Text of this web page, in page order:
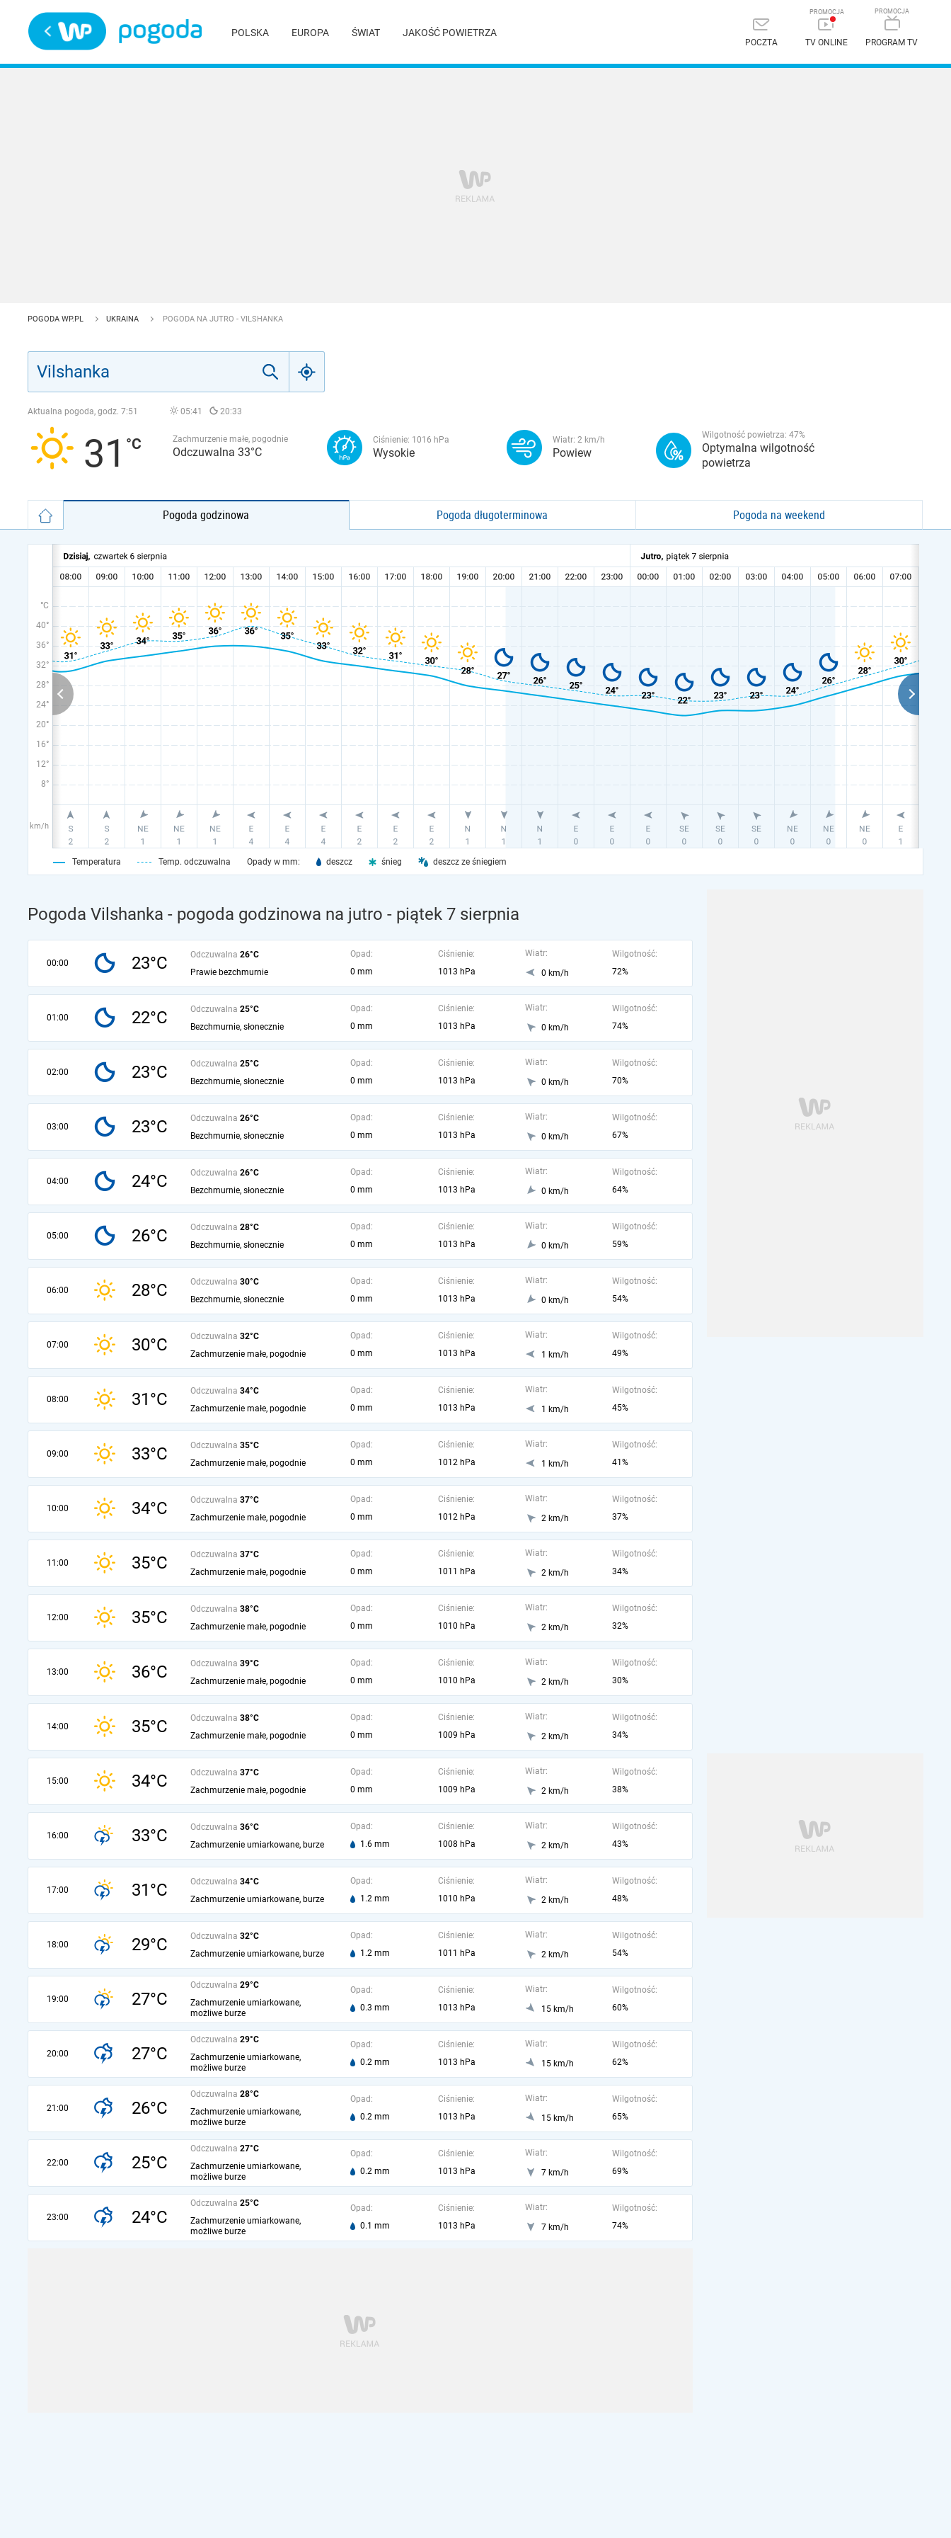
POLSKA EUROPA ŚWIAT JAKOŚĆ POWIETRZA
POCZTA TV ONLINE PROGRAM TV
POGODA WP.PL UKRAINA POGODA NA JUTRO - VILSHANKA
Aktualna pogoda, godz. 7:51 05:41 20:33
31 Zachmurzenie małe, pogodnie
Odczuwalna 33°C
Ciśnienie: 1016 hPa
Wysokie
Wiatr: 2 km/h
Powiew
Wilgotność powietrza: 47%
Optymalna wilgotność
powietrza
Pogoda godzinowa Pogoda długoterminowa Pogoda na weekend
°C
40°
36°
32°
28°
24°
20°
16°
12°
8°
km/h
Temperatura Temp. odczuwalna Opady w mm: deszcz śnieg deszcz ze śniegiem
Pogoda Vilshanka - pogoda godzinowa na jutro - piątek 7 sierpnia
00:00 23°C Odczuwalna 26°C
Prawie bezchmurnie
Opad:
0 mm
Ciśnienie:
1013 hPa
Wiatr:
0 km/h
Wilgotność:
72%
01:00 22°C Odczuwalna 25°C
Bezchmurnie, słonecznie
Opad:
0 mm
Ciśnienie:
1013 hPa
Wiatr:
0 km/h
Wilgotność:
74%
02:00 23°C Odczuwalna 25°C
Bezchmurnie, słonecznie
Opad:
0 mm
Ciśnienie:
1013 hPa
Wiatr:
0 km/h
Wilgotność:
70%
03:00 23°C Odczuwalna 26°C
Bezchmurnie, słonecznie
Opad:
0 mm
Ciśnienie:
1013 hPa
Wiatr:
0 km/h
Wilgotność:
67%
04:00 24°C Odczuwalna 26°C
Bezchmurnie, słonecznie
Opad:
0 mm
Ciśnienie:
1013 hPa
Wiatr:
0 km/h
Wilgotność:
64%
05:00 26°C Odczuwalna 28°C
Bezchmurnie, słonecznie
Opad:
0 mm
Ciśnienie:
1013 hPa
Wiatr:
0 km/h
Wilgotność:
59%
06:00 28°C Odczuwalna 30°C
Bezchmurnie, słonecznie
Opad:
0 mm
Ciśnienie:
1013 hPa
Wiatr:
0 km/h
Wilgotność:
54%
07:00 30°C Odczuwalna 32°C
Zachmurzenie małe, pogodnie
Opad:
0 mm
Ciśnienie:
1013 hPa
Wiatr:
1 km/h
Wilgotność:
49%
08:00 31°C Odczuwalna 34°C
Zachmurzenie małe, pogodnie
Opad:
0 mm
Ciśnienie:
1013 hPa
Wiatr:
1 km/h
Wilgotność:
45%
09:00 33°C Odczuwalna 35°C
Zachmurzenie małe, pogodnie
Opad:
0 mm
Ciśnienie:
1012 hPa
Wiatr:
1 km/h
Wilgotność:
41%
10:00 34°C Odczuwalna 37°C
Zachmurzenie małe, pogodnie
Opad:
0 mm
Ciśnienie:
1012 hPa
Wiatr:
2 km/h
Wilgotność:
37%
11:00 35°C Odczuwalna 37°C
Zachmurzenie małe, pogodnie
Opad:
0 mm
Ciśnienie:
1011 hPa
Wiatr:
2 km/h
Wilgotność:
34%
12:00 35°C Odczuwalna 38°C
Zachmurzenie małe, pogodnie
Opad:
0 mm
Ciśnienie:
1010 hPa
Wiatr:
2 km/h
Wilgotność:
32%
13:00 36°C Odczuwalna 39°C
Zachmurzenie małe, pogodnie
Opad:
0 mm
Ciśnienie:
1010 hPa
Wiatr:
2 km/h
Wilgotność:
30%
14:00 35°C Odczuwalna 38°C
Zachmurzenie małe, pogodnie
Opad:
0 mm
Ciśnienie:
1009 hPa
Wiatr:
2 km/h
Wilgotność:
34%
15:00 34°C Odczuwalna 37°C
Zachmurzenie małe, pogodnie
Opad:
0 mm
Ciśnienie:
1009 hPa
Wiatr:
2 km/h
Wilgotność:
38%
16:00 33°C Odczuwalna 36°C
Zachmurzenie umiarkowane, burze
Opad:
1.6 mm
Ciśnienie:
1008 hPa
Wiatr:
2 km/h
Wilgotność:
43%
17:00 31°C Odczuwalna 34°C
Zachmurzenie umiarkowane, burze
Opad:
1.2 mm
Ciśnienie:
1010 hPa
Wiatr:
2 km/h
Wilgotność:
48%
18:00 29°C Odczuwalna 32°C
Zachmurzenie umiarkowane, burze
Opad:
1.2 mm
Ciśnienie:
1011 hPa
Wiatr:
2 km/h
Wilgotność:
54%
19:00 27°C
Odczuwalna 29°C
Zachmurzenie umiarkowane,
możliwe burze
Opad:
0.3 mm
Ciśnienie:
1013 hPa
Wiatr:
15 km/h
Wilgotność:
60%
20:00 27°C
Odczuwalna 29°C
Zachmurzenie umiarkowane,
możliwe burze
Opad:
0.2 mm
Ciśnienie:
1013 hPa
Wiatr:
15 km/h
Wilgotność:
62%
21:00 26°C
Odczuwalna 28°C
Zachmurzenie umiarkowane,
możliwe burze
Opad:
0.2 mm
Ciśnienie:
1013 hPa
Wiatr:
15 km/h
Wilgotność:
65%
22:00 25°C
Odczuwalna 27°C
Zachmurzenie umiarkowane,
możliwe burze
Opad:
0.2 mm
Ciśnienie:
1013 hPa
Wiatr:
7 km/h
Wilgotność:
69%
23:00 24°C
Odczuwalna 25°C
Zachmurzenie umiarkowane,
możliwe burze
Opad:
0.1 mm
Ciśnienie:
1013 hPa
Wiatr:
7 km/h
Wilgotność:
74%